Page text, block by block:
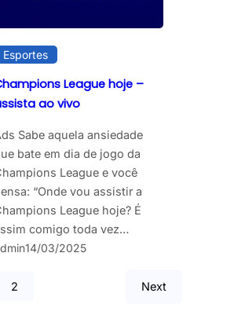
Esportes
League hoje –
ao vivo
Sabe aquela ansiedade
bate em dia de jogo da
League e você
“Onde vou assistir a
League hoje? É
comigo toda vez…
14/03/2025
2 Next